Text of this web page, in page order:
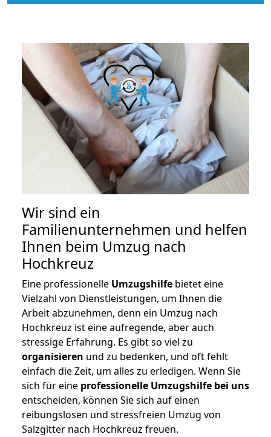
Wir sind ein
Familienunternehmen und helfen
Ihnen beim Umzug nach
Hochkreuz
Eine professionelle Umzugshilfe bietet eine
Vielzahl von Dienstleistungen, um Ihnen die
Arbeit abzunehmen, denn ein Umzug nach
Hochkreuz ist eine aufregende, aber auch
stressige Erfahrung. Es gibt so viel zu
organisieren und zu bedenken, und oft fehlt
einfach die Zeit, um alles zu erledigen. Wenn Sie
sich für eine professionelle Umzugshilfe bei uns
entscheiden, können Sie sich auf einen
reibungslosen und stressfreien Umzug von
Salzgitter nach Hochkreuz freuen.